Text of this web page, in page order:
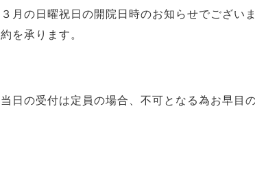
３月の日曜祝日の開院日時のお知らせでござ
約を承ります。
当日の受付は定員の場合、不可となる為お早目